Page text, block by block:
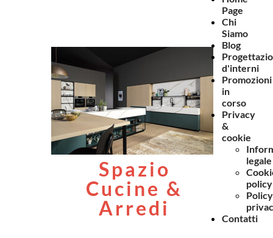
Spazio
Cucine &
Arredi
Page
Chi
Siamo
Blog
d'interni
Promozioni
in
corso
Privacy
&
cookie
legale
policy
Policy
Contatti